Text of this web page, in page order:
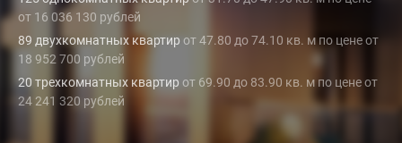
от 16 036 130 рублей
89 двухкомнатных квартирот 47.80 до 74.10 кв. м по цене от
18 952 700 рублей
20 трехкомнатных квартир от 69.90 до 83.90 кв. м по цене от
24 241 320 рублей